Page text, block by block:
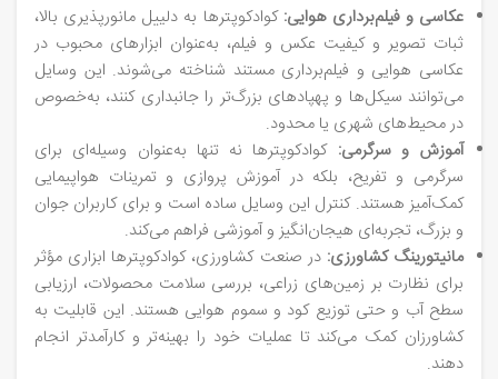
عکاسی و فیلم‌برداری هوایی: کوادکوپترها به دلییل مانورپذیری بالا،
ثبات تصویر و کیفیت عکس و فیلم، به‌عنوان ابزارهای محبوب در
عکاسی هوایی و فیلم‌برداری مستند شناخته می‌شوند. این وسایل
می‌توانند سیکل‌ها و پهپادهای بزرگ‌تر را جانبداری کنند، به‌خصوص
در محیط‌های شهری یا محدود.
آموزش و سرگرمی: کوادکوپترها نه تنها به‌عنوان وسیله‌ای برای
سرگرمی و تفریح، بلکه در آموزش پروازی و تمرینات هواپیمایی
کمک‌آمیز هستند. کنترل این وسایل ساده است و برای کاربران جوان
و بزرگ، تجربه‌ای هیجان‌انگیز و آموزشی فراهم می‌کند.
مانیتورینگ کشاورزی: در صنعت کشاورزی، کوادکوپترها ابزاری مؤثر
برای نظارت بر زمین‌های زراعی، بررسی سلامت محصولات، ارزیابی
سطح آب و حتی توزیع کود و سموم هوایی هستند. این قابلیت به
کشاورزان کمک می‌کند تا عملیات خود را بهینه‌تر و کارآمدتر انجام
دهند.